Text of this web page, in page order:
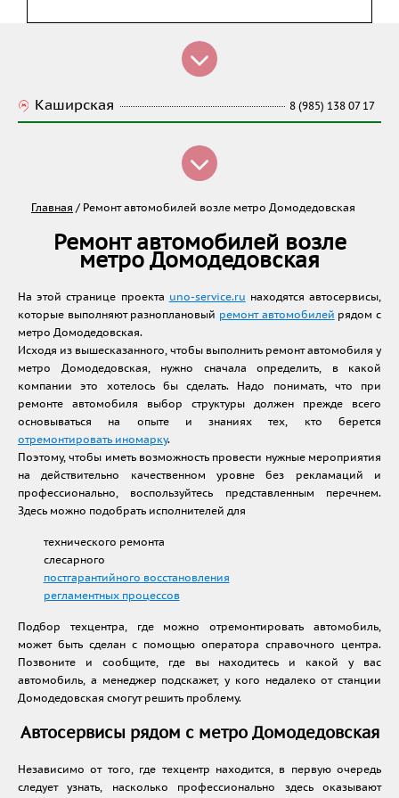
Каширская 8 (985) 138 07 17
Главная / Ремонт автомобилей возле метро Домодедовская
Ремонт автомобилей возле
метро Домодедовская
На этой странице проекта uno-service.ru находятся автосервисы,
которые выполняют разноплановый ремонт автомобилей рядом с
метро Домодедовская.
Исходя из вышесказанного, чтобы выполнить ремонт автомобиля у
метро Домодедовская, нужно сначала определить, в какой
компании это хотелось бы сделать. Надо понимать, что при
ремонте автомобиля выбор структуры должен прежде всего
основываться на опыте и знаниях тех, кто берется
отремонтировать иномарку.
Поэтому, чтобы иметь возможность провести нужные мероприятия
на действительно качественном уровне без рекламаций и
профессионально, воспользуйтесь представленным перечнем.
Здесь можно подобрать исполнителей для
технического ремонта
слесарного
постгарантийного восстановления
регламентных процессов
Подбор техцентра, где можно отремонтировать автомобиль,
может быть сделан с помощью оператора справочного центра.
Позвоните и сообщите, где вы находитесь и какой у вас
автомобиль, а менеджер подскажет, у кого недалеко от станции
Домодедовская смогут решить проблему.
Автосервисы рядом с метро Домодедовская
Независимо от того, где техцентр находится, в первую очередь
следует узнать, насколько профессионально здесь оказывают